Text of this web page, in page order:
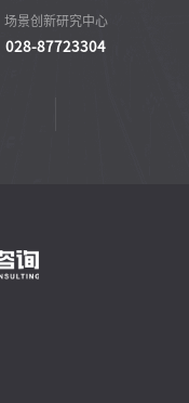
场景创新研究中心
028-87723304